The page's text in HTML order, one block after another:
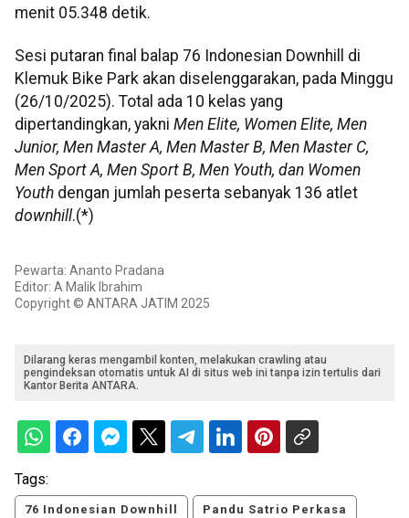
menit 05.348 detik.
Sesi putaran final balap 76 Indonesian Downhill di
Klemuk Bike Park akan diselenggarakan, pada Minggu
(26/10/2025). Total ada 10 kelas yang
dipertandingkan, yakni Men Elite, Women Elite, Men
Junior, Men Master A, Men Master B, Men Master C,
Men Sport A, Men Sport B, Men Youth, dan Women
Youth dengan jumlah peserta sebanyak 136 atlet
downhill.(*)
Pewarta: Ananto Pradana
Editor: A Malik Ibrahim
Copyright © ANTARA JATIM 2025
Dilarang keras mengambil konten, melakukan crawling atau
pengindeksan otomatis untuk AI di situs web ini tanpa izin tertulis dari
Kantor Berita ANTARA.
Tags:
76 Indonesian Downhill Pandu Satrio Perkasa